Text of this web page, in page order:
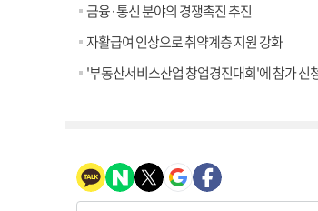
금융·통신 분야의 경쟁촉진 추진
자활급여 인상으로 취약계층 지원 강화
'부동산서비스산업 창업경진대회'에 참가 신